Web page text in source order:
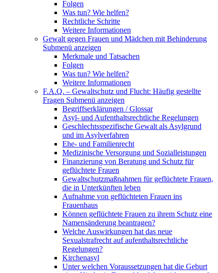
Folgen
Was tun? Wie helfen?
Rechtliche Schritte
Weitere Informationen
Gewalt gegen Frauen und Mädchen mit Behinderung
Submenü anzeigen
Merkmale und Tatsachen
Folgen
Was tun? Wie helfen?
Weitere Informationen
F.A.Q. – Gewaltschutz und Flucht: Häufig gestellte
Fragen Submenü anzeigen
Begriffserklärungen / Glossar
Asyl- und Aufenthaltsrechtliche Regelungen
Geschlechtsspezifische Gewalt als Asylgrund
und im Asylverfahren
Ehe- und Familienrecht
Medizinische Versorgung und Sozialleistungen
Finanzierung von Beratung und Schutz für
geflüchtete Frauen
Gewaltschutzmaßnahmen für geflüchtete Frauen,
die in Unterkünften leben
Aufnahme von geflüchteten Frauen ins
Frauenhaus
Können geflüchtete Frauen zu ihrem Schutz eine
Namensänderung beantragen?
Welche Auswirkungen hat das neue
Sexualstrafrecht auf aufenthaltsrechtliche
Regelungen?
Kirchenasyl
Unter welchen Voraussetzungen hat die Geburt